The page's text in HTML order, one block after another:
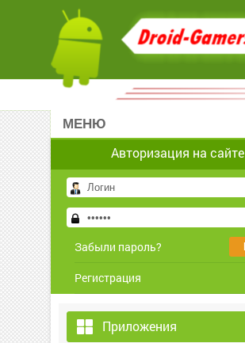
МЕНЮ
Авторизация на сайте
Забыли пароль?
Регистрация
Приложения